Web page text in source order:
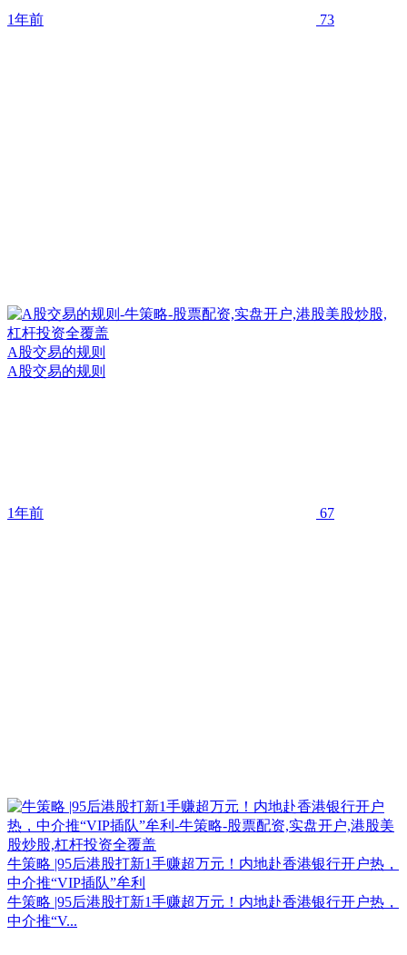
1年前 73
A股交易的规则
A股交易的规则
1年前 67
牛策略 |95后港股打新1手赚超万元！内地赴香港银行开户热，
中介推“VIP插队”牟利
牛策略 |95后港股打新1手赚超万元！内地赴香港银行开户热，
中介推“V...